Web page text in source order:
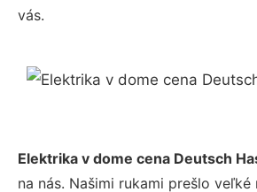
vás.
Elektrika v dome cena Deutsch
na nás. Našimi rukami prešlo veľké